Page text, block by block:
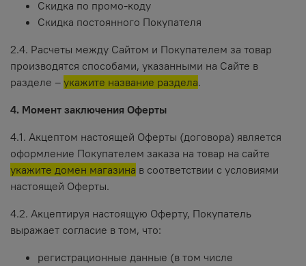
Скидка по промо-коду
Скидка постоянного Покупателя
2.4. Расчеты между Сайтом и Покупателем за товар
производятся способами, указанными на Сайте в
разделе – укажите название раздела.
4. Момент заключения Оферты
4.1. Акцептом настоящей Оферты (договора) является
оформление Покупателем заказа на товар на сайте
укажите домен магазина в соответствии с условиями
настоящей Оферты.
4.2. Акцептируя настоящую Оферту, Покупатель
выражает согласие в том, что:
регистрационные данные (в том числе